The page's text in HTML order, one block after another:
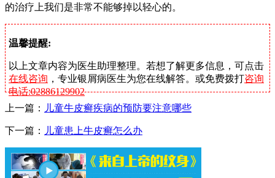
的治疗上我们是非常不能够掉以轻心的。
温馨提醒:
以上文章内容为医生助理整理。若想了解更多信息，可点击
在线咨询 ，专业银屑病医生为您在线解答。或免费拨打咨询
电话:02886129902
上一篇：
儿童牛皮癣疾病的预防要注意哪些
下一篇： 儿童患上牛皮癣怎么办